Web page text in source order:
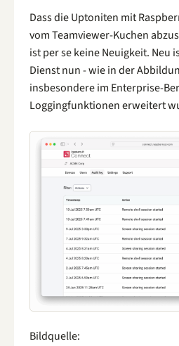
Dass die Uptoniten mit
vom Teamviewer-Kuchen
ist per se keine Neuigkeit. Neu
Dienst nun - wie in der
insbesondere im Enterprise-
Loggingfunktionen erweitert
Bildquelle: